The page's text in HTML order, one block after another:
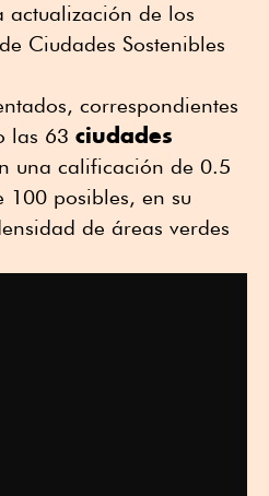
actualización de los
Ciudades Sostenibles
correspondientes
las 63 ciudades
una calificación de 0.5
100 posibles, en su
de áreas verdes